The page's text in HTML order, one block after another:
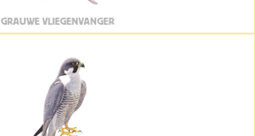
GRAUWE VLIEGENVANGER